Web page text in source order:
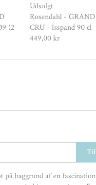
(2
Udsolgt
Rosendahl - GRAND
CRU - Isspand 90 cl
449,00 kr
på baggrund af en